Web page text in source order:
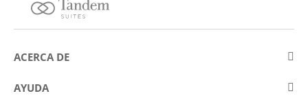
ACERCA DE
Sobre Eurostars Hotel Company
AYUDA